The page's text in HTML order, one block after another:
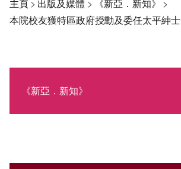
主頁> 出版及媒體 > 《新亞．新知》 >
本院校友獲特區政府授勳及委任太平紳士
《新亞．新知》